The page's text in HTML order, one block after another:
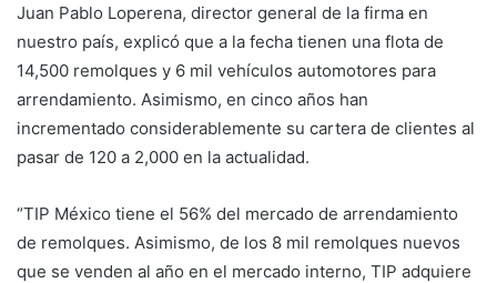
Juan Pablo Loperena, director general de la firma en
nuestro país, explicó que a la fecha tienen una flota de
14,500 remolques y 6 mil vehículos automotores para
arrendamiento. Asimismo, en cinco años han
incrementado considerablemente su cartera de clientes al
pasar de 120 a 2,000 en la actualidad.
“TIP México tiene el 56% del mercado de arrendamiento
de remolques. Asimismo, de los 8 mil remolques nuevos
que se venden al año en el mercado interno, TIP adquiere